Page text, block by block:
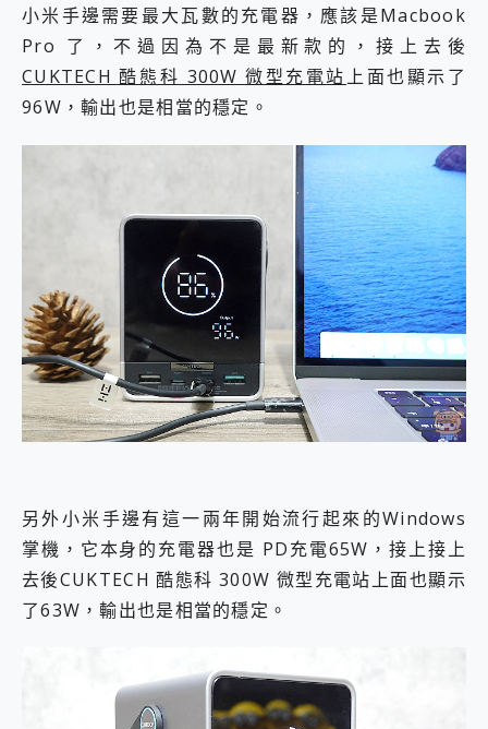
小米手邊需要最大瓦數的充電器，應該是Macbook
Pro 了，不過因為不是最新款的，接上去後
CUKTECH 酷態科 300W 微型充電站上面也顯示了
96W，輸出也是相當的穩定。
另外小米手邊有這一兩年開始流行起來的Windows
掌機，它本身的充電器也是 PD充電65W，接上接上
去後CUKTECH 酷態科 300W 微型充電站上面也顯示
了63W，輸出也是相當的穩定。